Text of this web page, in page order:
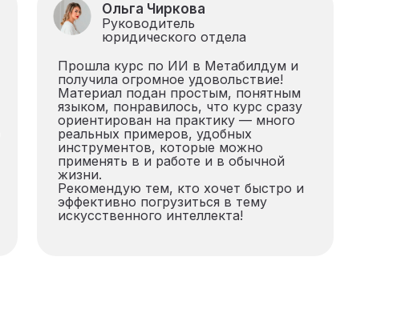
Ольга Чиркова
Руководитель
юридического отдела
Прошла курс по ИИ в Метабилдум и
получила огромное удовольствие!
Материал подан простым, понятным
языком, понравилось, что курс сразу
ориентирован на практику — много
реальных примеров, удобных
инструментов, которые можно
применять в и работе и в обычной
жизни.
Рекомендую тем, кто хочет быстро и
эффективно погрузиться в тему
искусственного интеллекта!